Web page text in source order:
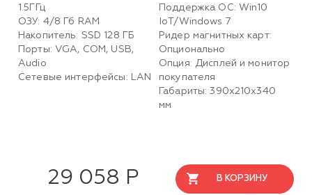
1.5ГГц
ОЗУ: 4/8 Гб RAM
Накопитель: SSD 128 ГБ
Порты: VGA, COM, USB,
Audio
Сетевые интерфейсы: LAN
Поддержка ОС: Win10
IoT/Windows 7
Ридер магнитных карт:
Опционально
Опция: Дисплей и монитор
покупателя
Габариты: 390x210x340
мм
29 058 Р В КОРЗИНУ